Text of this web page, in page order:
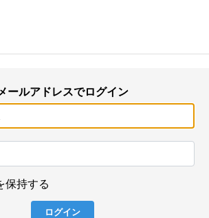
ールアドレスでログイン
保持する